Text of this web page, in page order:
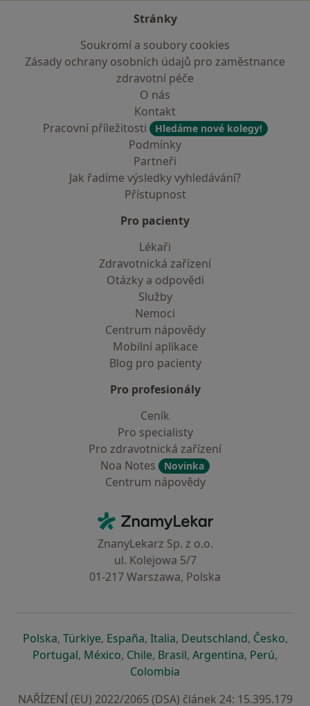
Stránky
Soukromí a soubory cookies
Zásady ochrany osobních údajů pro zaměstnance
zdravotní péče
O nás
Kontakt
Pracovní příležitosti
Hledáme nové kolegy!
Podmínky
Partneři
Jak řadíme výsledky vyhledávání?
Přístupnost
Pro pacienty
Lékaři
Zdravotnická zařízení
Otázky a odpovědi
Služby
Nemoci
Centrum nápovědy
Mobilní aplikace
Blog pro pacienty
Pro profesionály
Ceník
Pro specialisty
Pro zdravotnická zařízení
Noa Notes
Novinka
Centrum nápovědy
ZnamyLekar - Hlavní stránka
ZnanyLekarz Sp. z o.o.
ul. Kolejowa 5/7
01-217 Warszawa, Polska
Polskase otevře v nové záložce
, Türkiyese otevře v nové záložce
, Españase otevře v nové záložce
, Italiase otevře v nové záložce
, Deutschlandse otevře v
, Českose
,
Portugalse otevře v nové záložce
, Méxicose otevře v nové záložce
, Chilese otevře v nové záložce
, Brasilse otevře v nové
, Argentinase otevře v
, Perúse
,
Colombia
NAŘÍZENÍ (EU) 2022/2065 (DSA) článek 24: 15.395.179